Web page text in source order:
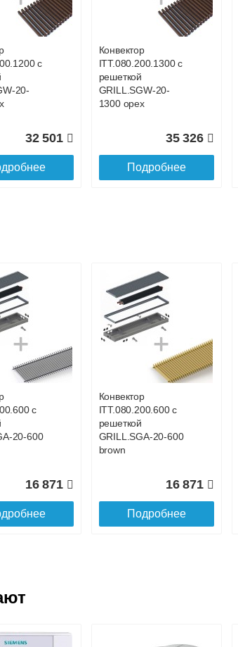
с
20-
32 501
Конвектор
ITT.080.200.1300 с
решеткой
GRILL.SGW-20-
1300 орех
35 326
Подробнее
с
20-
21 901
Конвектор
ITT.080.200.4400 с
GRILL.SGW-20-
109 390
с
20-600
16 871
Конвектор
ITT.080.200.600 с
решеткой
GRILL.SGA-20-600
brown
16 871
Подробнее